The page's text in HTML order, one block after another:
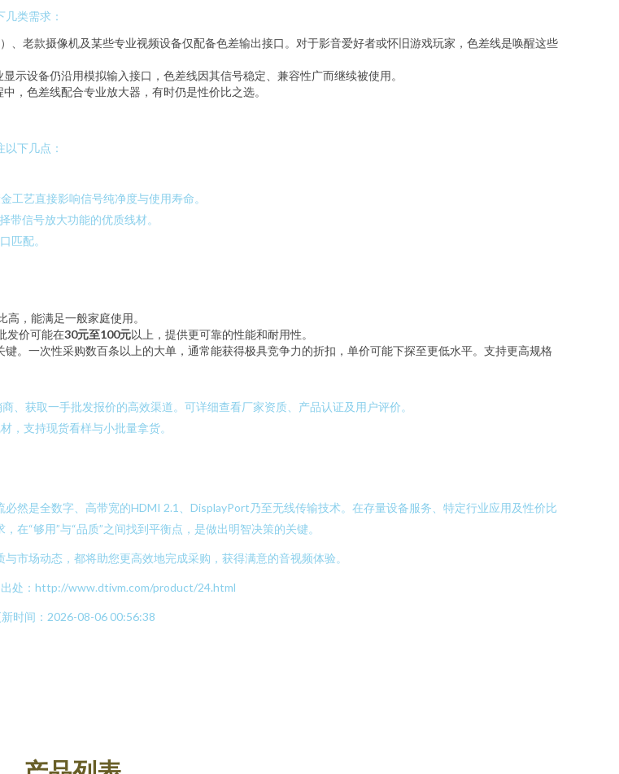
类需求：
、老款摄像机及某些专业视频设备仅配备色差输出接口。对于影音爱好者或怀旧游戏玩家，色差线是唤醒这些
示设备仍沿用模拟输入接口，色差线因其信号稳定、兼容性广而继续被使用。
，色差线配合专业放大器，有时仍是性价比之选。
下几点：
工艺直接影响信号纯净度与使用寿命。
带信号放大功能的优质线材。
匹配。
高，能满足一般家庭使用。
发价可能在30元至100元以上，提供更可靠的性能和耐用性。
。一次性采购数百条以上的大单，通常能获得极具竞争力的折扣，单价可能下探至更低水平。支持更高规格
、获取一手批发报价的高效渠道。可详细查看厂家资质、产品认证及用户评价。
，支持现货看样与小批量拿货。
然是全数字、高带宽的HDMI 2.1、DisplayPort乃至无线传输技术。在存量设备服务、特定行业应用及性价比
“够用”与“品质”之间找到平衡点，是做出明智决策的关键。
市场动态，都将助您更高效地完成采购，获得满意的音视频体验。
处：http://www.dtivm.com/product/24.html
时间：2026-08-06 00:56:38